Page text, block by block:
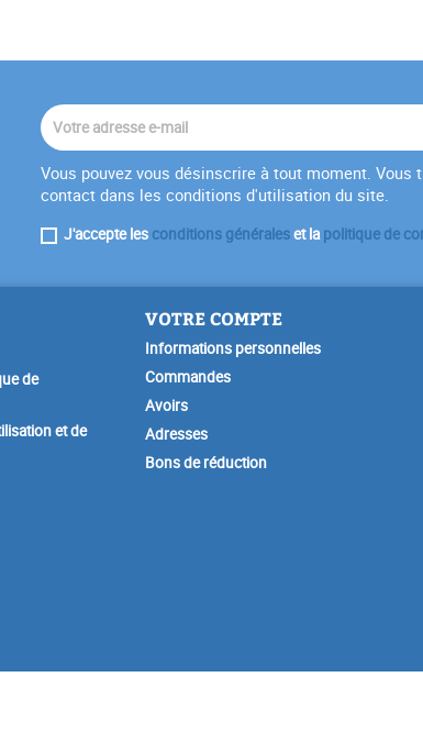
Vous pouvez vous désinscrire à tout moment.
contact dans les conditions d'utilisation du site.
J'accepte les conditions généraleset lapolitique de
de
et de
VOTRE COMPTE
Informations personnelles
Commandes
Avoirs
Adresses
Bons de réduction